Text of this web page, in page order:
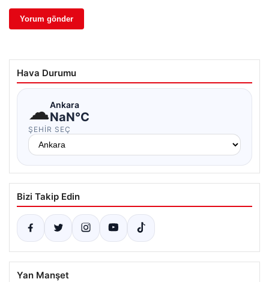
Hava Durumu
☁Ankara
NaN°C
ŞEHIR SEÇ
Bizi Takip Edin
Yan Manşet